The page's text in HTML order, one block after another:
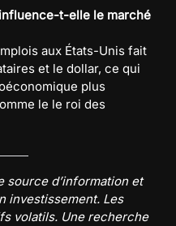
t-elle le marché
aux États-Unis fait
et le dollar, ce qui
plus
le le roi des
source d’information et
investissement. Les
volatils. Une recherche